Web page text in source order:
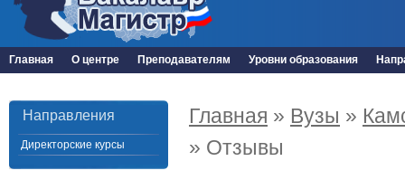
Главная О центре Преподавателям Уровни образования
Направления
Директорские курсы
Главная » Вузы »
» Отзывы